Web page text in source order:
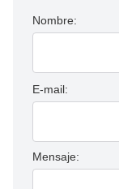
Nombre:
E-mail:
Mensaje: